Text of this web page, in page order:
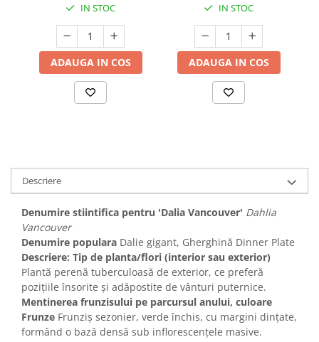
IN STOC
ADAUGA IN COS
IN STOC
ADAUGA IN COS
Descriere
Denumire stiintifica pentru 'Dalia Vancouver' Dahlia
Vancouver
Denumire populara Dalie gigant, Gherghină Dinner Plate
Descriere: Tip de planta/flori (interior sau exterior)
Plantă perenă tuberculoasă de exterior, ce preferă
pozițiile însorite și adăpostite de vânturi puternice.
Mentinerea frunzisului pe parcursul anului, culoare
Frunze Frunziș sezonier, verde închis, cu margini dințate,
formând o bază densă sub inflorescențele masive.